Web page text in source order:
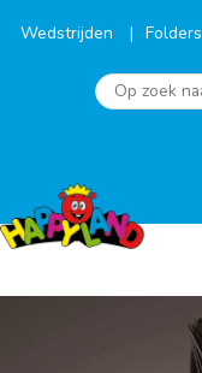
naarWedstrijden Folders
Op